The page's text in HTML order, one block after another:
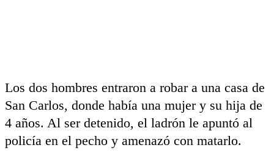
Los dos hombres entraron a robar a una casa de
San Carlos, donde había una mujer y su hija de
4 años. Al ser detenido, el ladrón le apuntó al
policía en el pecho y amenazó con matarlo.